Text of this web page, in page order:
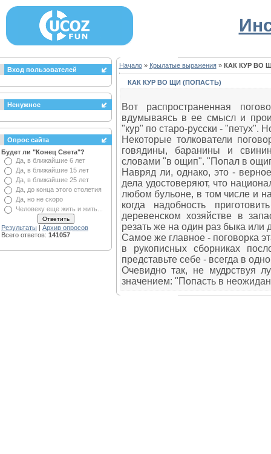
Вход пользователей
Ненужное
Опрос сайта
Будет ли "Конец Света"?
Да, в ближайшие 6 лет
Да, в ближайшие 15 лет
Да, в ближайшие 25 лет
Да, до конца этого столетия
Да, но не скоро
Человеку еще жить и жить...
Результаты | Архив опросов
Всего ответов: 141057
Начало» Крылатые выражения» КАК КУР ВО
КАК КУР ВО ЩИ (ПОПАСТЬ)
Вот распространенная
вдумываясь в ее смысл и
"кур" по старо-русски - "петух".
Некоторые толкователи
говядины, баранины и
словами "в ощип". "Попал в
Навряд ли, однако, это -
дела удостоверяют, что
любом бульоне, в том числе и
когда надобность
деревенском хозяйстве в
резать же на один раз быка
Самое же главное - поговорка
в рукописных сборниках
представьте себе - всегда в
Очевидно так, не мудрствуя
значением: "Попасть в